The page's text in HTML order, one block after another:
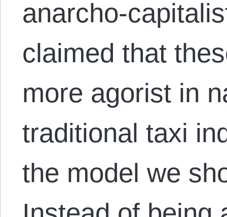
anarcho-
claimed that
more agorist in
traditional taxi
the model we